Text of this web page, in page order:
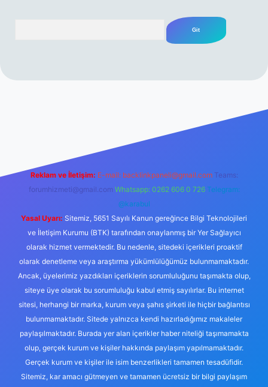
Reklam ve İletişim: E-mail: backlinkpaneli@gmail.com Teams:
forumhizmeti@gmail.com Whatsapp: 0262 606 0 726 Telegram:
@karabul
Yasal Uyarı: Sitemiz, 5651 Sayılı Kanun gereğince Bilgi Teknolojileri
ve İletişim Kurumu (BTK) tarafından onaylanmış bir Yer Sağlayıcı
olarak hizmet vermektedir. Bu nedenle, sitedeki içerikleri proaktif
olarak denetleme veya araştırma yükümlülüğümüz bulunmamaktadır.
Ancak, üyelerimiz yazdıkları içeriklerin sorumluluğunu taşımakta olup,
siteye üye olarak bu sorumluluğu kabul etmiş sayılırlar. Bu internet
sitesi, herhangi bir marka, kurum veya şahıs şirketi ile hiçbir bağlantısı
bulunmamaktadır. Sitede yalnızca kendi hazırladığımız makaleler
paylaşılmaktadır. Burada yer alan içerikler haber niteliği taşımamakta
olup, gerçek kurum ve kişiler hakkında paylaşım yapılmamaktadır.
Gerçek kurum ve kişiler ile isim benzerlikleri tamamen tesadüfidir.
Sitemiz, kar amacı gütmeyen ve tamamen ücretsiz bir bilgi paylaşım